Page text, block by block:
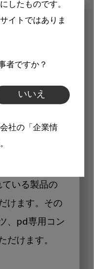
したものです。
イトではありま
者ですか？
いいえ
社の「企業情
可能
いる製品の
けます。その
、pd専用コン
だけます。